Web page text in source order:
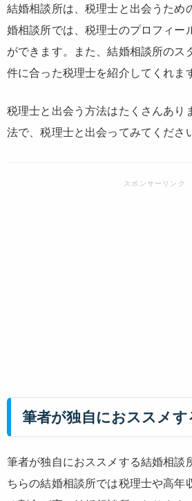
結婚相談所は、税理士と出会うため
婚相談所では、税理士のプロフィー
ができます。また、結婚相談所のス
件に合った税理士を紹介してくれま
税理士と出会う方法はたくさんあり
法で、税理士と出会ってみてくださ
筆者が独自におススメす
筆者が独自におススメする結婚相談
ちらの結婚相談所では税理士や高年